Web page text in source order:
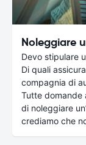
Noleggiare
Devo stipulare
Di quali
compagnia di
Tutte domande
di noleggiare
crediamo che